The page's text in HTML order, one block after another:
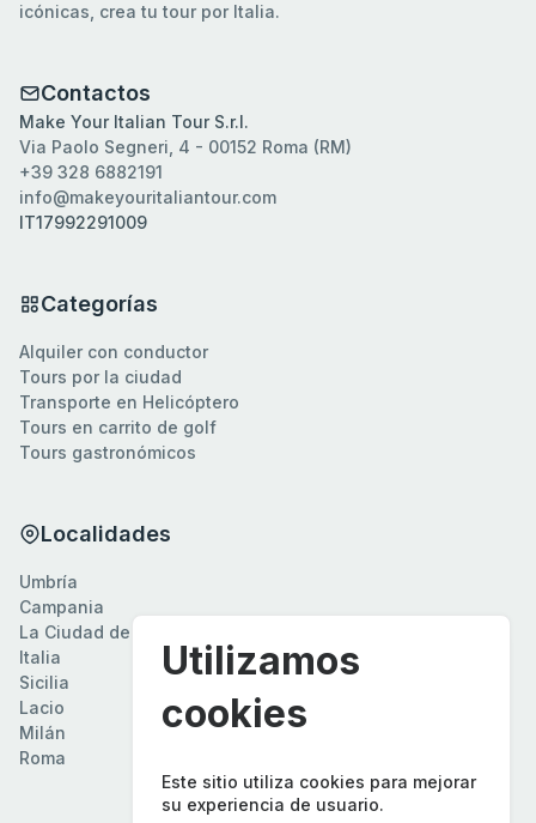
icónicas, crea tu tour por Italia.
Contactos
Make Your Italian Tour S.r.l.
Via Paolo Segneri, 4 - 00152 Roma (RM)
+39 328 6882191
info@makeyouritaliantour.com
IT17992291009
Categorías
Alquiler con conductor
Tours por la ciudad
Transporte en Helicóptero
Tours en carrito de golf
Tours gastronómicos
Localidades
Umbría
Campania
La Ciudad del Vaticano
Italia
Sicilia
Lacio
Milán
Roma
Utilizamos
cookies
Este sitio utiliza cookies para mejorar
su experiencia de usuario.